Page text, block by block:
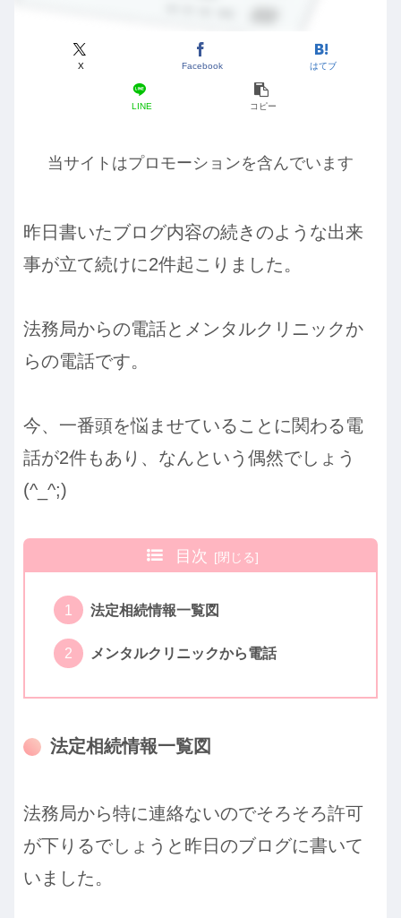
X Facebook はてブ
LINE コピー
当サイトはプロモーションを含んでいます
昨日書いたブログ内容の続きのような出来
事が立て続けに2件起こりました。
法務局からの電話とメンタルクリニックか
らの電話です。
今、一番頭を悩ませていることに関わる電
話が2件もあり、なんという偶然でしょう
(^_^;)
目次
法定相続情報一覧図
メンタルクリニックから電話
法定相続情報一覧図
法務局から特に連絡ないのでそろそろ許可
が下りるでしょうと昨日のブログに書いて
いました。